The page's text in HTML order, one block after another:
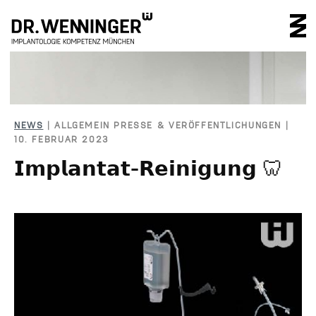
NEWS | ALLGEMEIN PRESSE & VERÖFFENTLICHUNGEN |
10. FEBRUAR 2023
𝗜𝗺𝗽𝗹𝗮𝗻𝘁𝗮𝘁-𝗥𝗲𝗶𝗻𝗶𝗴𝘂𝗻𝗴 🦷